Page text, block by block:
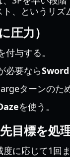
、というリズ
圧力）
付与する。
必要なら
ターンのた
を使う。
目標を処理
に応じて1回